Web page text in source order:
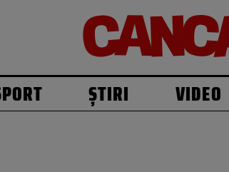
ȘTIRI VIDEO